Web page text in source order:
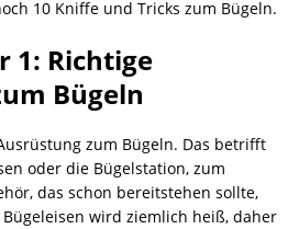
10 Kniffe und Tricks zum Bügeln.
1: Richtige
Bügeln
zum Bügeln. Das betrifft
oder die Bügelstation, zum
das schon bereitstehen sollte,
wird ziemlich heiß, daher